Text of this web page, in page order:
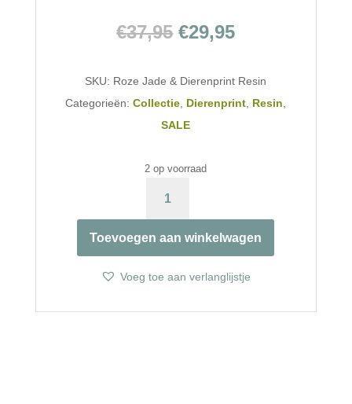
€37,95 Oorspronkelijke
prijs
€37,95.
€29,95Huidige
€29,95.
SKU: Roze Jade & Dierenprint Resin
Categorieën:Collectie Dierenprint Resin
SALE
2 op voorraad
JADE
&
DIERENPRINT
RESIN
AANTAL
Toevoegen aan winkelwagen
Voeg toe aan verlanglijstje